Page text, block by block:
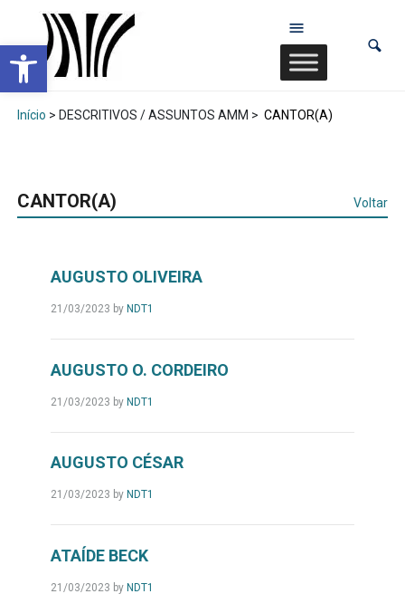
Abrir a barra de ferramentas
Início > DESCRITIVOS / ASSUNTOS AMM > CANTOR(A)
CANTOR(A) Voltar
AUGUSTO OLIVEIRA
21/03/2023 by NDT1
AUGUSTO O. CORDEIRO
21/03/2023 by NDT1
AUGUSTO CÉSAR
21/03/2023 by NDT1
ATAÍDE BECK
21/03/2023 by NDT1